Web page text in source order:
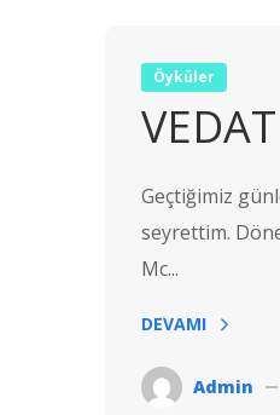
Öyküler
Geçtiğimiz
seyrettim.
Mc...
DEVAMI
Admin